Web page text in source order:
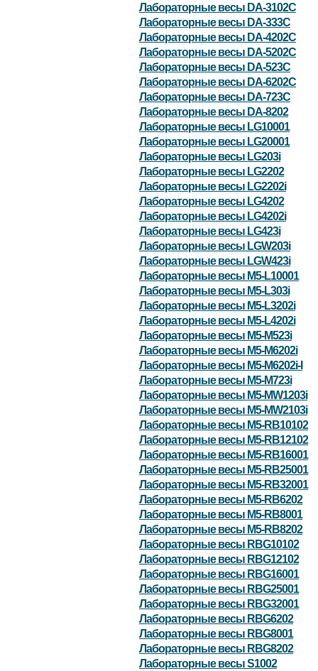
Лабораторные весы DA-3102C
Лабораторные весы DA-333C
Лабораторные весы DA-4202C
Лабораторные весы DA-5202C
Лабораторные весы DA-523C
Лабораторные весы DA-6202C
Лабораторные весы DA-723C
Лабораторные весы DA-8202
Лабораторные весы LG10001
Лабораторные весы LG20001
Лабораторные весы LG203i
Лабораторные весы LG2202
Лабораторные весы LG2202i
Лабораторные весы LG4202
Лабораторные весы LG4202i
Лабораторные весы LG423i
Лабораторные весы LGW203i
Лабораторные весы LGW423i
Лабораторные весы M5-L10001
Лабораторные весы M5-L303i
Лабораторные весы M5-L3202i
Лабораторные весы M5-L4202i
Лабораторные весы M5-M523i
Лабораторные весы M5-M6202i
Лабораторные весы M5-M6202i-I
Лабораторные весы M5-M723i
Лабораторные весы M5-MW1203i
Лабораторные весы M5-MW2103i
Лабораторные весы M5-RB10102
Лабораторные весы M5-RB12102
Лабораторные весы M5-RB16001
Лабораторные весы M5-RB25001
Лабораторные весы M5-RB32001
Лабораторные весы M5-RB6202
Лабораторные весы M5-RB8001
Лабораторные весы M5-RB8202
Лабораторные весы RBG10102
Лабораторные весы RBG12102
Лабораторные весы RBG16001
Лабораторные весы RBG25001
Лабораторные весы RBG32001
Лабораторные весы RBG6202
Лабораторные весы RBG8001
Лабораторные весы RBG8202
Лабораторные весы S1002